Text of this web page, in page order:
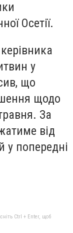
Осетії.
у
що
щодо
За
від
у попередні
Ctrl + Enter, щоб